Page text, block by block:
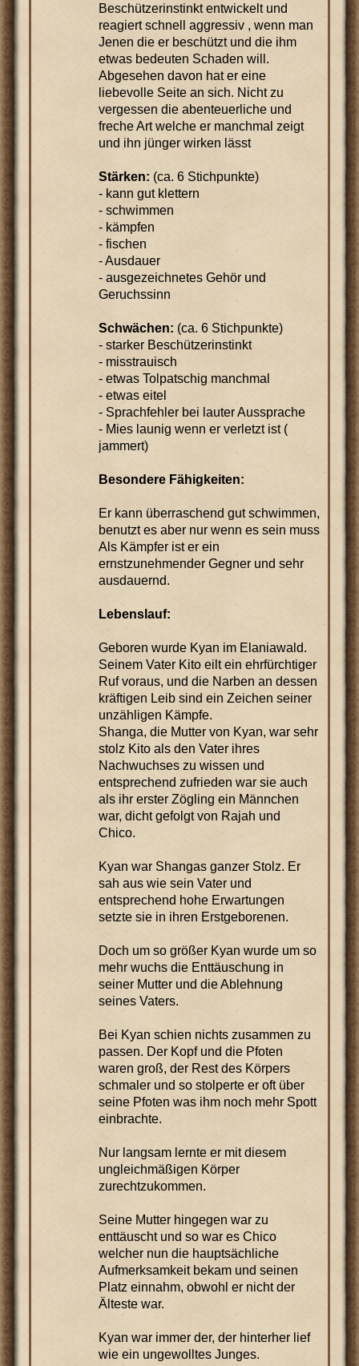
Beschützerinstinkt entwickelt und
reagiert schnell aggressiv , wenn man
Jenen die er beschützt und die ihm
etwas bedeuten Schaden will.
Abgesehen davon hat er eine
liebevolle Seite an sich. Nicht zu
vergessen die abenteuerliche und
freche Art welche er manchmal zeigt
und ihn jünger wirken lässt
Stärken: (ca. 6 Stichpunkte)
- kann gut klettern
- schwimmen
- kämpfen
- fischen
- Ausdauer
- ausgezeichnetes Gehör und
Geruchssinn
Schwächen: (ca. 6 Stichpunkte)
- starker Beschützerinstinkt
- misstrauisch
- etwas Tolpatschig manchmal
- etwas eitel
- Sprachfehler bei lauter Aussprache
- Mies launig wenn er verletzt ist (
jammert)
Besondere Fähigkeiten:
Er kann überraschend gut schwimmen,
benutzt es aber nur wenn es sein muss
Als Kämpfer ist er ein
ernstzunehmender Gegner und sehr
ausdauernd.
Lebenslauf:
Geboren wurde Kyan im Elaniawald.
Seinem Vater Kito eilt ein ehrfürchtiger
Ruf voraus, und die Narben an dessen
kräftigen Leib sind ein Zeichen seiner
unzähligen Kämpfe.
Shanga, die Mutter von Kyan, war sehr
stolz Kito als den Vater ihres
Nachwuchses zu wissen und
entsprechend zufrieden war sie auch
als ihr erster Zögling ein Männchen
war, dicht gefolgt von Rajah und
Chico.
Kyan war Shangas ganzer Stolz. Er
sah aus wie sein Vater und
entsprechend hohe Erwartungen
setzte sie in ihren Erstgeborenen.
Doch um so größer Kyan wurde um so
mehr wuchs die Enttäuschung in
seiner Mutter und die Ablehnung
seines Vaters.
Bei Kyan schien nichts zusammen zu
passen. Der Kopf und die Pfoten
waren groß, der Rest des Körpers
schmaler und so stolperte er oft über
seine Pfoten was ihm noch mehr Spott
einbrachte.
Nur langsam lernte er mit diesem
ungleichmäßigen Körper
zurechtzukommen.
Seine Mutter hingegen war zu
enttäuscht und so war es Chico
welcher nun die hauptsächliche
Aufmerksamkeit bekam und seinen
Platz einnahm, obwohl er nicht der
Älteste war.
Kyan war immer der, der hinterher lief
wie ein ungewolltes Junges.